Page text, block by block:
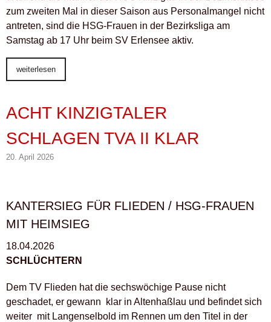
zum zweiten Mal in dieser Saison aus Personalmangel nicht
antreten, sind die HSG-Frauen in der Bezirksliga am
Samstag ab 17 Uhr beim SV Erlensee aktiv.
weiterlesen
ACHT KINZIGTALER
SCHLAGEN TVA II KLAR
20. April 2026
KANTERSIEG FÜR FLIEDEN / HSG-FRAUEN
MIT HEIMSIEG
18.04.2026
SCHLÜCHTERN
Dem TV Flieden hat die sechswöchige Pause nicht
geschadet, er gewann klar in Altenhaßlau und befindet sich
weiter mit Langenselbold im Rennen um den Titel in der